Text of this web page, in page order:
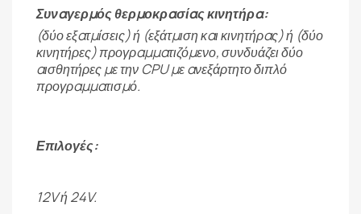
Συναγερμός θερμοκρασίας κινητήρα:
(δύο εξατμίσεις) ή (εξάτμιση και κινητήρας) ή (δύο
κινητήρες) προγραμματιζόμενο, συνδυάζει δύο
αισθητήρες με την CPU με ανεξάρτητο διπλό
προγραμματισμό.
Επιλογές:
12V ή 24V.